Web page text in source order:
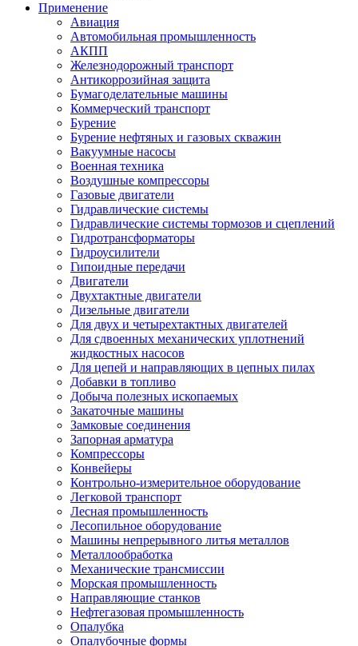
Применение
Авиация
Автомобильная промышленность
АКПП
Железнодорожный транспорт
Антикоррозийная защита
Бумагоделательные машины
Коммерческий транспорт
Бурение
Бурение нефтяных и газовых скважин
Вакуумные насосы
Военная техника
Воздушные компрессоры
Газовые двигатели
Гидравлические системы
Гидравлические системы тормозов и сцеплений
Гидротрансформаторы
Гидроусилители
Гипоидные передачи
Двигатели
Двухтактные двигатели
Дизельные двигатели
Для двух и четырехтактных двигателей
Для сдвоенных механических уплотнений
жидкостных насосов
Для цепей и направляющих в цепных пилах
Добавки в топливо
Добыча полезных ископаемых
Закаточные машины
Замковые соединения
Запорная арматура
Компрессоры
Конвейеры
Контрольно-измерительное оборудование
Легковой транспорт
Лесная промышленность
Лесопильное оборудование
Машины непрерывного литья металлов
Металлообработка
Механические трансмиссии
Морская промышленность
Направляющие станков
Нефтегазовая промышленность
Опалубка
Опалубочные формы